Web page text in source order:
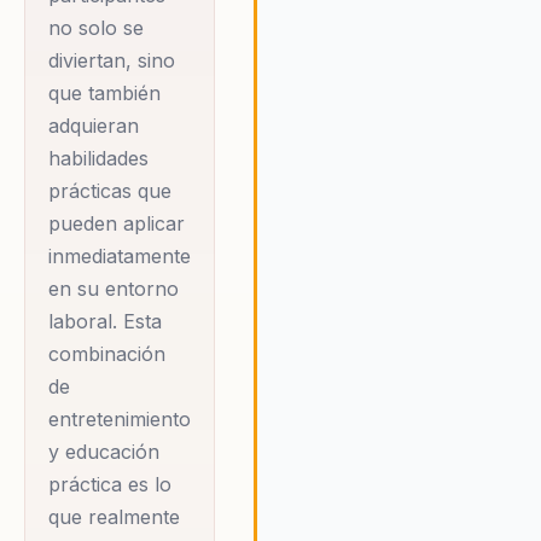
Daniel Crespo
aborda temas
relevantes y
cruciales para el
éxito organizacional,
tales como el
liderazgo y la
comunicación
efectiva, la
transformación en
la experiencia del
cliente basada en el
modelo Disney, y las
ventas con impacto.
Sus conferencias
no solo se
diviertan, sino
que también
adquieran
habilidades
prácticas que
pueden aplicar
inmediatamente
en su entorno
laboral. Esta
combinación
de
entretenimiento
y educación
práctica es lo
que realmente